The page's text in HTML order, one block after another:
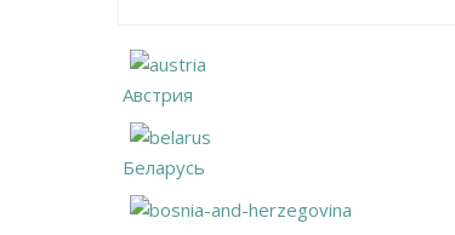
Австрия
Беларусь